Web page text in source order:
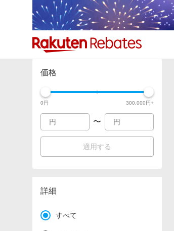
カテゴリー一覧 イベ
価格
0円 300,000円+
〜
適用する
詳細
すべて